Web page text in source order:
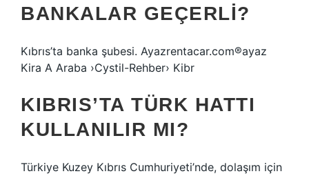
BANKALAR GEÇERLI?
Kıbrıs’ta banka şubesi. Ayazrentacar.com®ayaz
Kira A Araba ›Cystil-Rehber› Kibr
KIBRIS’TA TÜRK HATTI
KULLANILIR MI?
Türkiye Kuzey Kıbrıs Cumhuriyeti’nde, dolaşım için